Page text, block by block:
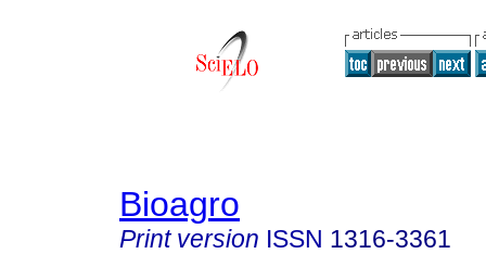
Bioagro
Print version ISSN 1316-3361